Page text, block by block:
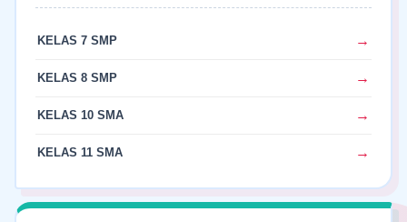
KELAS 7 SMP
KELAS 8 SMP
KELAS 10 SMA
KELAS 11 SMA